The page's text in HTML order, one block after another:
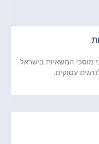
המשאיות בישראל
עסוקים.